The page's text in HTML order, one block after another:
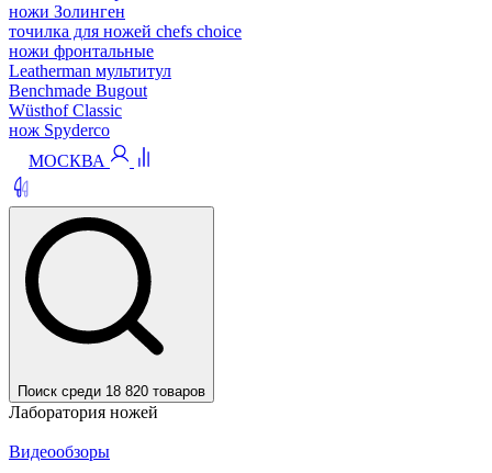
ножи Золинген
точилка для ножей chefs choice
ножи фронтальные
Leatherman мультитул
Benchmade Bugout
Wüsthof Classic
нож Spyderco
МОСКВА
Поиск среди 18 820 товаров
Лаборатория ножей
Видеообзоры